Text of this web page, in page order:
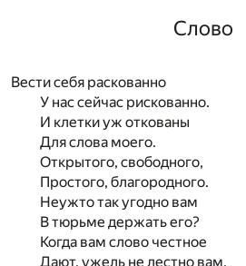
Слово
Вести себя раскованно
У нас сейчас рискованно.
И клетки уж откованы
Для слова моего.
Открытого, свободного,
Простого, благородного.
Неужто так угодно вам
В тюрьме держать его?
Когда вам слово честное
Дают, ужель не лестно вам,